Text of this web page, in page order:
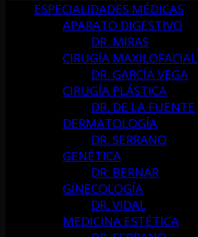
ESPECIALIDADES MÉDICAS
APARATO DIGESTIVO
DR. MIRAS
CIRUGÍA MAXILOFACIAL
DR. GARCÍA VEGA
CIRUGÍA PLÁSTICA
DR. DE LA FUENTE
DERMATOLOGÍA
DR. SERRANO
GENÉTICA
DR. BERNAR
GINECOLOGÍA
DR. VIDAL
MEDICINA ESTÉTICA